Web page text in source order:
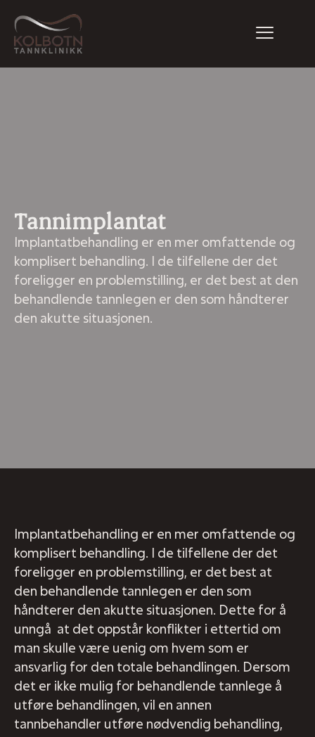
Tannimplantat
Implantatbehandling er en mer omfattende og
komplisert behandling. I de tilfellene der det
foreligger en problemstilling, er det best at den
behandlende tannlegen er den som håndterer
den akutte situasjonen.
Implantatbehandling er en mer omfattende og
komplisert behandling. I de tilfellene der det
foreligger en problemstilling, er det best at
den behandlende tannlegen er den som
håndterer den akutte situasjonen. Dette for å
unngå at det oppstår konflikter i ettertid om
man skulle være uenig om hvem som er
ansvarlig for den totale behandlingen. Dersom
det er ikke mulig for behandlende tannlege å
utføre behandlingen, vil en annen
tannbehandler utføre nødvendig behandling,